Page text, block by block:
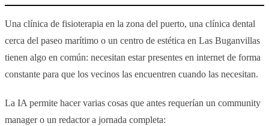
Una clínica de fisioterapia en la zona del puerto, una clínica dental
cerca del paseo marítimo o un centro de estética en Las Buganvillas
tienen algo en común: necesitan estar presentes en internet de forma
constante para que los vecinos las encuentren cuando las necesitan.
La IA permite hacer varias cosas que antes requerían un community
manager o un redactor a jornada completa: